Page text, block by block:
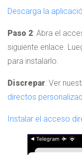
Descarga la
Paso 2: Abra el
siguiente enlace.
para instalarlo.
Discrepar: Ver
directos
Instalar el acceso